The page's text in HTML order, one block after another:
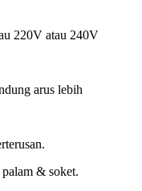
220V atau 240V
arus lebih
& soket.